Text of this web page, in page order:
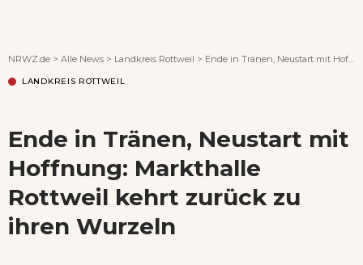
NRWZ.de > Alle News > Landkreis Rottweil > Ende in Tränen, Neustart mit Hoffnung: Markthalle Rottweil kehrt zurück zu ihren Wurzeln
LANDKREIS ROTTWEIL
Ende in Tränen, Neustart mit
Hoffnung: Markthalle
Rottweil kehrt zurück zu
ihren Wurzeln